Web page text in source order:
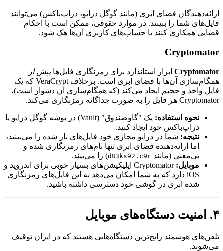
ارائه‌دهندگان فضای ابری (مانند گوگل درایو، دراپ‌باکس) می‌توانند
فایل‌های شما را ببینند. در موارد حقوقی، ممکن است با احکام
قضایی همکاری کنند یا حساب‌های کاربری آن‌ها هک شود.
Cryptomator
Cryptomator ابزار استاندارد برای رمزنگاری فایل‌هاپیش از
همگام‌سازی آن‌ها با فضای ابری است. برخلاف VeraCrypt که یک
فایل واحد و حجیم ایجاد می‌کند (که همگام‌سازی آن دشوار است)،
Cryptomator هر فایل را به صورت جداگانه رمزنگاری می‌کند.
نحوه استفاده:
یک "گاوصندوق" (Vault) در پوشه گوگل درایو یا
دراپ‌باکس خود ایجاد کنید.
نتیجه: شما در درایو مجازی خود فایل‌های باز شده را می‌بینید،
اما ارائه‌دهنده فضای ابری تنها نام‌های رمزنگاری شده و
بی‌معنی (مانند d83ks92.c9r) را می‌بیند.
موبایل:
Cryptomator اپلیکیشن‌های بسیار خوبی برای اندروید و
iOS دارد که به شما امکان می‌دهد به این فایل‌های رمزنگاری
شده ابری در گوشی خود دسترسی داشته باشید.
۴. امنیت دستگاه‌های موبایل
تلفن‌های هوشمند رایج‌ترین دستگاه‌هایی هستند که در ایران توقیف
می‌شوند.